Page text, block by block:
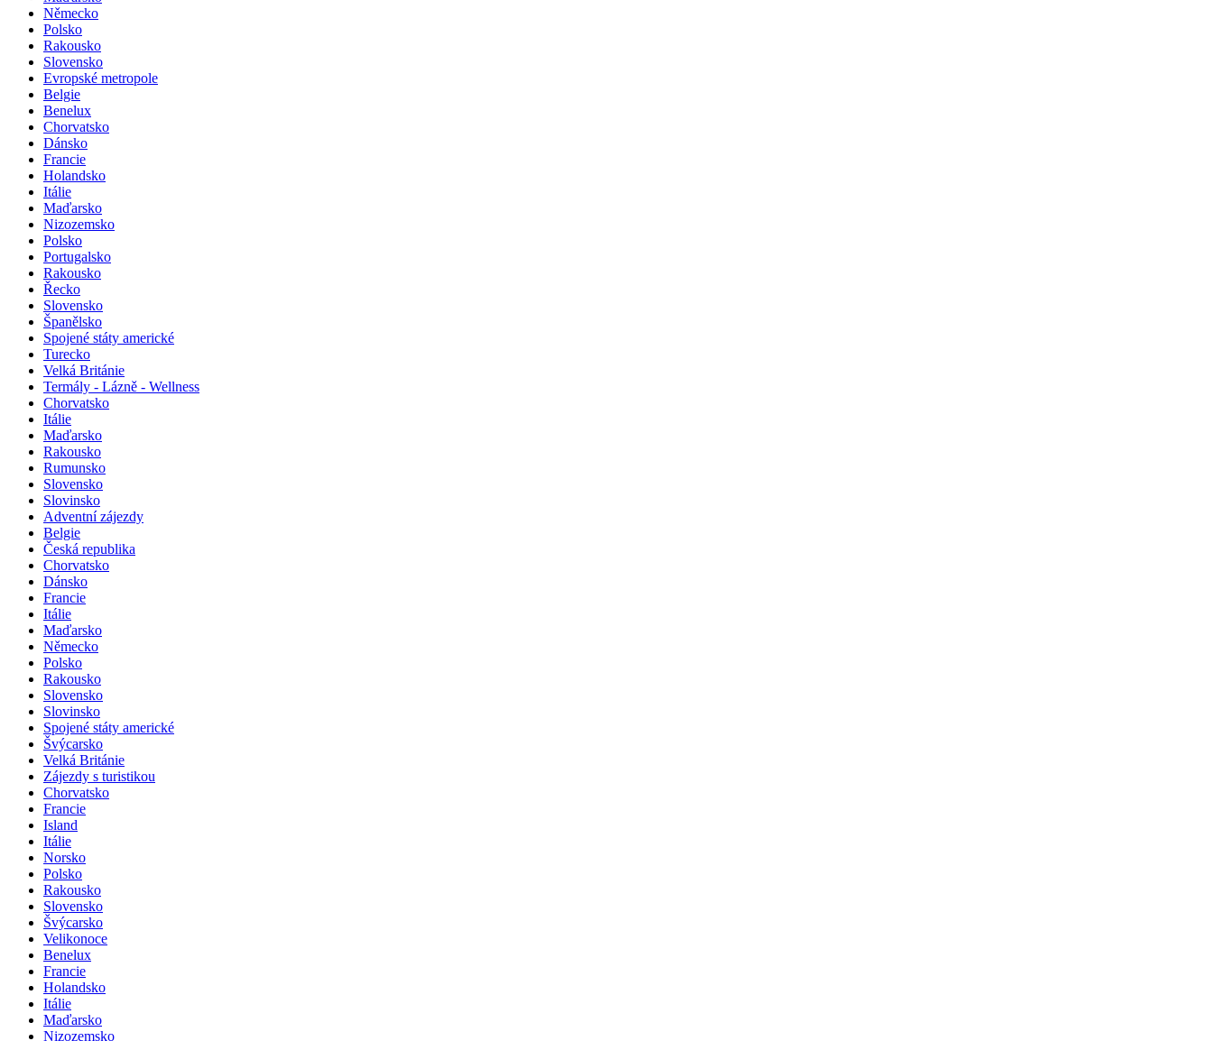
Německo
Polsko
Rakousko
Slovensko
Evropské metropole
Belgie
Benelux
Chorvatsko
Dánsko
Francie
Holandsko
Itálie
Maďarsko
Nizozemsko
Polsko
Portugalsko
Rakousko
Řecko
Slovensko
Španělsko
Spojené státy americké
Turecko
Velká Británie
Termály - Lázně - Wellness
Chorvatsko
Itálie
Maďarsko
Rakousko
Rumunsko
Slovensko
Slovinsko
Adventní zájezdy
Belgie
Česká republika
Chorvatsko
Dánsko
Francie
Itálie
Maďarsko
Německo
Polsko
Rakousko
Slovensko
Slovinsko
Spojené státy americké
Švýcarsko
Velká Británie
Zájezdy s turistikou
Chorvatsko
Francie
Island
Itálie
Norsko
Polsko
Rakousko
Slovensko
Švýcarsko
Velikonoce
Benelux
Francie
Holandsko
Itálie
Maďarsko
Nizozemsko